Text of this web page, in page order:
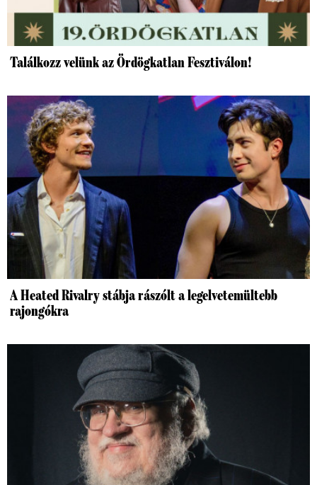
Találkozz velünk az Ördögkatlan Fesztiválon!
A Heated Rivalry stábja rászólt a legelvetemültebb
rajongókra